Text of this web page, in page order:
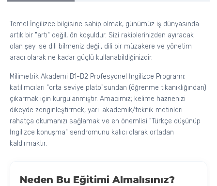
Temel İngilizce bilgisine sahip olmak, günümüz iş dünyasında
artık bir "artı" değil, ön koşuldur. Sizi rakiplerinizden ayıracak
olan şey ise dili bilmeniz değil, dili bir müzakere ve yönetim
aracı olarak ne kadar güçlü kullanabildiğinizdir.
Milimetrik Akademi B1-B2 Profesyonel İngilizce Programı;
katılımcıları "orta seviye plato"sundan (öğrenme tıkanıklığından)
çıkarmak için kurgulanmıştır. Amacımız; kelime haznenizi
dikeyde zenginleştirmek, yarı-akademik/teknik metinleri
rahatça okumanızı sağlamak ve en önemlisi "Türkçe düşünüp
İngilizce konuşma" sendromunu kalıcı olarak ortadan
kaldırmaktır.
Neden Bu Eğitimi Almalısınız?